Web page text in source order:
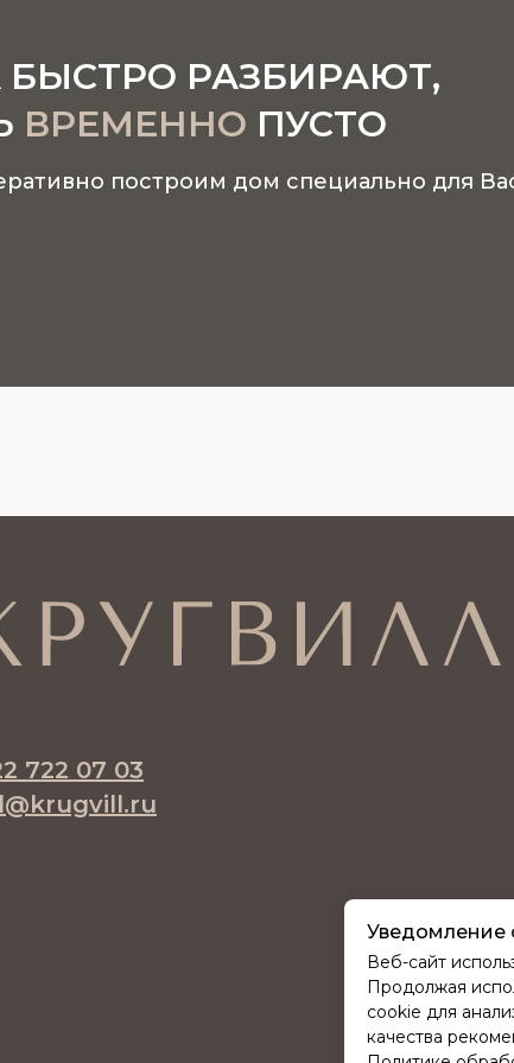
РАЗБИРАЮТ,
ВРЕМЕННО ПУСТО
построим дом специально для
722 07 03
Уведомление
Веб-сайт
Продолжая
cookie для
качества